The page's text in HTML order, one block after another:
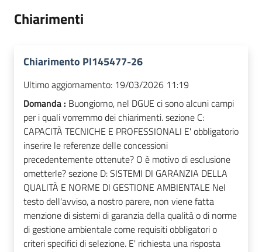
Chiarimenti
Chiarimento PI145477-26
Ultimo aggiornamento: 19/03/2026 11:19
Domanda : Buongiorno, nel DGUE ci sono alcuni campi
per i quali vorremmo dei chiarimenti. sezione C:
CAPACITÀ TECNICHE E PROFESSIONALI E' obbligatorio
inserire le referenze delle concessioni
precedentemente ottenute? O è motivo di esclusione
ometterle? sezione D: SISTEMI DI GARANZIA DELLA
QUALITÀ E NORME DI GESTIONE AMBIENTALE Nel
testo dell'avviso, a nostro parere, non viene fatta
menzione di sistemi di garanzia della qualità o di norme
di gestione ambientale come requisiti obbligatori o
criteri specifici di selezione. E' richiesta una risposta